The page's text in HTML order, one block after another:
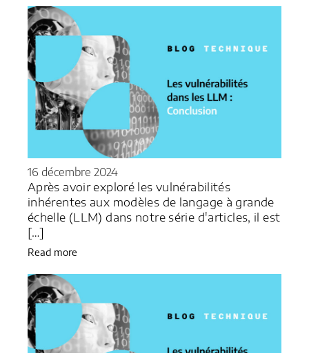
16 décembre 2024
Après avoir exploré les vulnérabilités
inhérentes aux modèles de langage à grande
échelle (LLM) dans notre série d'articles, il est
[…]
Read more